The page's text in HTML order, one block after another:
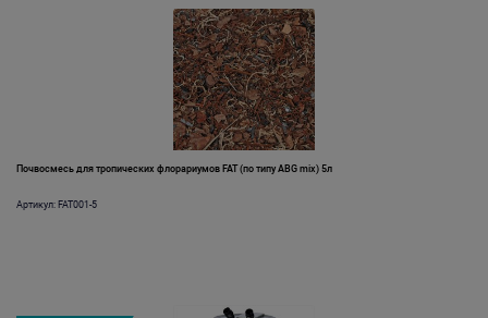
Почвосмесь для тропических флорариумов FAT (по типу ABG mix) 5л
Артикул: FAT001-5